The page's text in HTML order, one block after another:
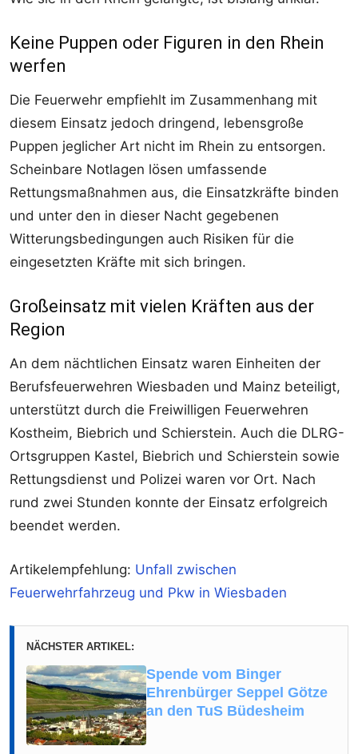
Keine Puppen oder Figuren in den Rhein
werfen
Die Feuerwehr empfiehlt im Zusammenhang mit
diesem Einsatz jedoch dringend, lebensgroße
Puppen jeglicher Art nicht im Rhein zu entsorgen.
Scheinbare Notlagen lösen umfassende
Rettungsmaßnahmen aus, die Einsatzkräfte binden
und unter den in dieser Nacht gegebenen
Witterungsbedingungen auch Risiken für die
eingesetzten Kräfte mit sich bringen.
Großeinsatz mit vielen Kräften aus der
Region
An dem nächtlichen Einsatz waren Einheiten der
Berufsfeuerwehren Wiesbaden und Mainz beteiligt,
unterstützt durch die Freiwilligen Feuerwehren
Kostheim, Biebrich und Schierstein. Auch die DLRG-
Ortsgruppen Kastel, Biebrich und Schierstein sowie
Rettungsdienst und Polizei waren vor Ort. Nach
rund zwei Stunden konnte der Einsatz erfolgreich
beendet werden.
Artikelempfehlung: Unfall zwischen
Feuerwehrfahrzeug und Pkw in Wiesbaden
NÄCHSTER ARTIKEL:
Spende vom Binger
Ehrenbürger Seppel Götze
an den TuS Büdesheim